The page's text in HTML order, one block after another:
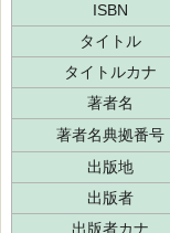
ISBN
タイトル
タイトルカナ
著者名
著者名典拠番号
出版地
出版者
出版者カナ